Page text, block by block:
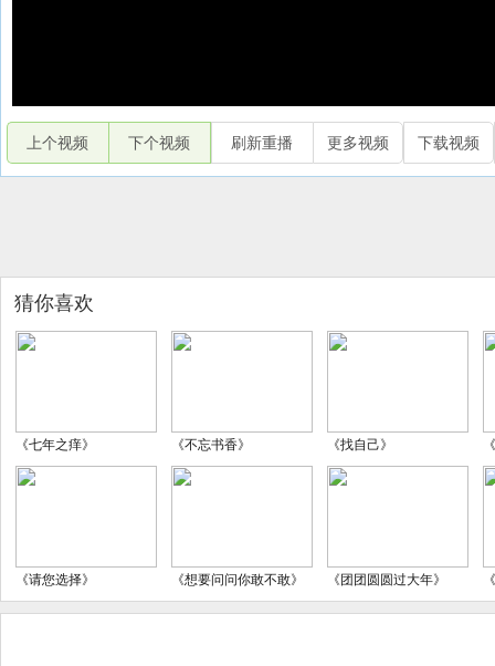
上个视频 下个视频 刷新重播 更多视频 下载视频
猜你喜欢
《七年之痒》 《不忘书香》 《找自己》
《请您选择》 《想要问问你敢不敢》 《团团圆圆过大年》